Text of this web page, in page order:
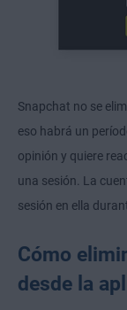
Snapchat no se
eso habrá un
opinión y quiere
una sesión. La
sesión en ella
Cómo
desde la